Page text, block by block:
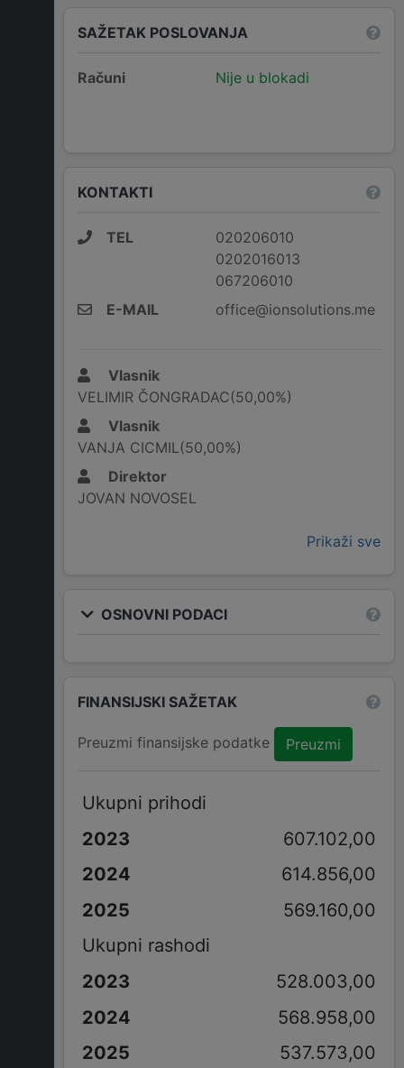
SAŽETAK POSLOVANJA
Računi Nije u blokadi
KONTAKTI
TEL
020206010
0202016013
067206010
E-MAIL
office@ionsolutions.me
Vlasnik
VELIMIR ČONGRADAC(50,00%)
Vlasnik
VANJA CICMIL(50,00%)
Direktor
JOVAN NOVOSEL
Prikaži sve
OSNOVNI PODACI
FINANSIJSKI SAŽETAK
Preuzmi finansijske podatke Preuzmi
Ukupni prihodi
607.102,00
614.856,00
569.160,00
Ukupni rashodi
528.003,00
568.958,00
537.573,00